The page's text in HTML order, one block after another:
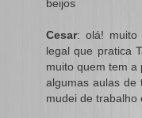
beijos
Cesar: olá! muito
legal que pratica
muito quem tem a
algumas aulas de
mudei de trabalho